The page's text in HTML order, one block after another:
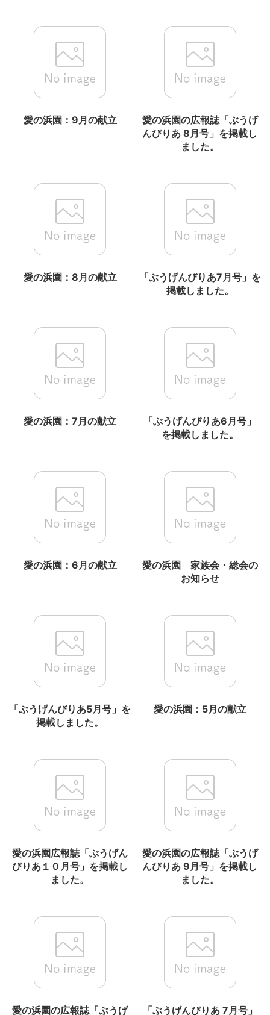
愛の浜園：9月の献立
愛の浜園の広報誌「ぶうげ
んびりあ 8月号」を掲載し
ました。
愛の浜園：8月の献立
「ぶうげんびりあ7月号」を
掲載しました。
愛の浜園：7月の献立
「ぶうげんびりあ6月号」
を掲載しました。
愛の浜園：6月の献立
愛の浜園 家族会・総会の
お知らせ
「ぶうげんびりあ5月号」を
掲載しました。
愛の浜園：5月の献立
愛の浜園広報誌「ぶうげん
びりあ１０月号」を掲載し
ました。
愛の浜園の広報誌「ぶうげ
んびりあ 9月号」を掲載し
ました。
愛の浜園の広報誌「ぶうげ 「ぶうげんびりあ 7月号」